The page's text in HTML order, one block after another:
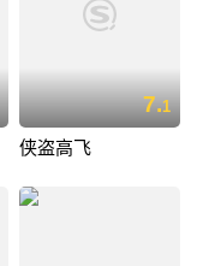
7.1
侠盗高飞